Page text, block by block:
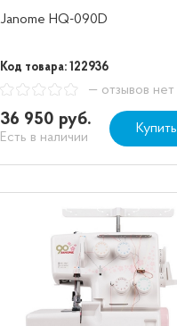
Janome HQ-090D
Код товара: 122936
— отзывов нет
36 950 руб.
Есть в наличии
Купить